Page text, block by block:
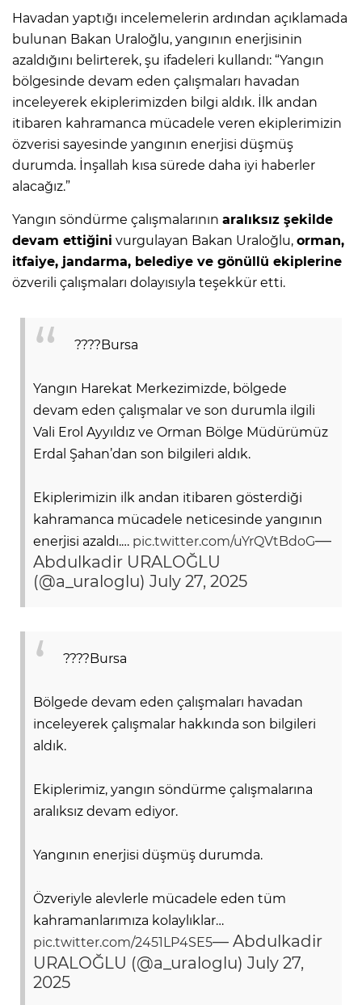
Havadan yaptığı incelemelerin ardından açıklamada
bulunan Bakan Uraloğlu, yangının enerjisinin
azaldığını belirterek, şu ifadeleri kullandı: “Yangın
bölgesinde devam eden çalışmaları havadan
inceleyerek ekiplerimizden bilgi aldık. İlk andan
itibaren kahramanca mücadele veren ekiplerimizin
özverisi sayesinde yangının enerjisi düşmüş
durumda. İnşallah kısa sürede daha iyi haberler
alacağız.”
Yangın söndürme çalışmalarının aralıksız şekilde
devam ettiğini vurgulayan Bakan Uraloğlu, orman,
itfaiye, jandarma, belediye ve gönüllü ekiplerine
özverili çalışmaları dolayısıyla teşekkür etti.
????Bursa
Yangın Harekat Merkezimizde, bölgede
devam eden çalışmalar ve son durumla ilgili
Vali Erol Ayyıldız ve Orman Bölge Müdürümüz
Erdal Şahan’dan son bilgileri aldık.
Ekiplerimizin ilk andan itibaren gösterdiği
kahramanca mücadele neticesinde yangının
enerjisi azaldı.… pic.twitter.com/uYrQVtBdoG—
Abdulkadir URALOĞLU
(@a_uraloglu) July 27, 2025
????Bursa
Bölgede devam eden çalışmaları havadan
inceleyerek çalışmalar hakkında son bilgileri
aldık.
Ekiplerimiz, yangın söndürme çalışmalarına
aralıksız devam ediyor.
Yangının enerjisi düşmüş durumda.
Özveriyle alevlerle mücadele eden tüm
kahramanlarımıza kolaylıklar…
pic.twitter.com/2451LP4SE5— Abdulkadir
URALOĞLU (@a_uraloglu) July 27,
2025